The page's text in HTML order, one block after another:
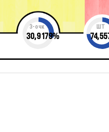
3-очк
30,9179%
ШТ